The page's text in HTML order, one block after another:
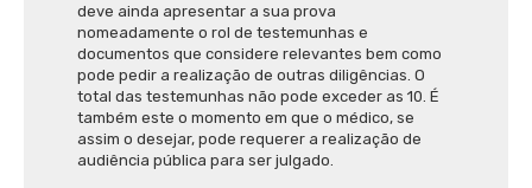
deve ainda apresentar a sua prova
nomeadamente o rol de testemunhas e
documentos que considere relevantes bem como
pode pedir a realização de outras diligências. O
total das testemunhas não pode exceder as 10. É
também este o momento em que o médico, se
assim o desejar, pode requerer a realização de
audiência pública para ser julgado.